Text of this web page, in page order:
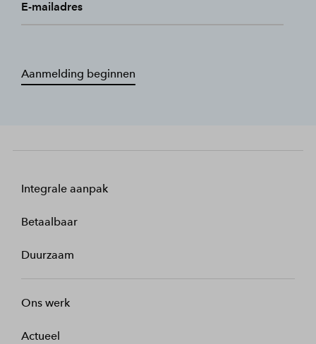
E-mailadres
Aanmelding beginnen
Integrale aanpak
Betaalbaar
Duurzaam
Ons werk
Actueel